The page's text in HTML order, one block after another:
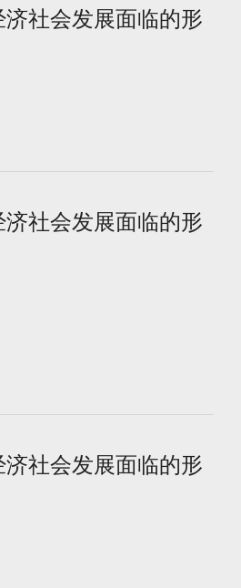
济社会发展面临的形
济社会发展面临的形
济社会发展面临的形